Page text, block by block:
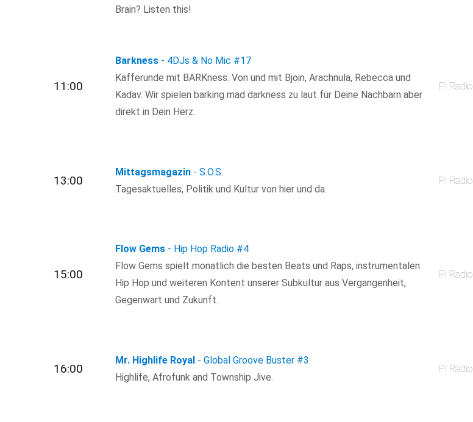
Brain? Listen this!
11:00
Barkness - 4DJs & No Mic #17
Kafferunde mit BARKness. Von und mit Bjoin, Arachnula, Rebecca und
Kadav. Wir spielen barking mad darkness zu laut für Deine Nachbarn aber
direkt in Dein Herz.
Pi Radio
13:00
Mittagsmagazin - S.O.S.
Tagesaktuelles, Politik und Kultur von hier und da.
Pi Radio
15:00
Flow Gems - Hip Hop Radio #4
Flow Gems spielt monatlich die besten Beats und Raps, instrumentalen
Hip Hop und weiteren Kontent unserer Subkultur aus Vergangenheit,
Gegenwart und Zukunft.
Pi Radio
16:00
Mr. Highlife Royal - Global Groove Buster #3
Highlife, Afrofunk and Township Jive.
Pi Radio